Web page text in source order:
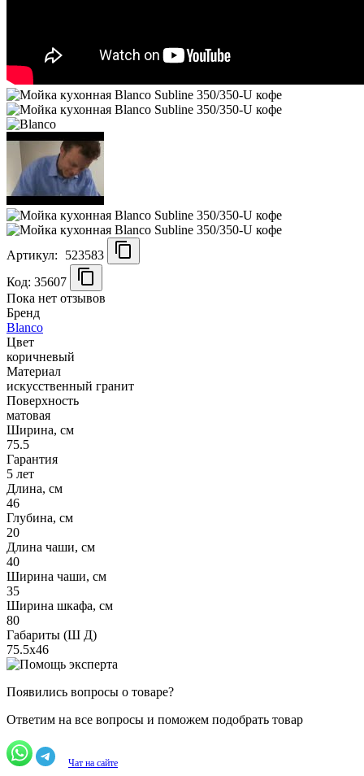
Артикул:
523583
Код: 35607
Пока нет отзывов
Бренд
Blanco
Цвет
коричневый
Материал
искусственный гранит
Поверхность
матовая
Ширина, см
75.5
Гарантия
5 лет
Длина, см
46
Глубина, см
20
Длина чаши, см
40
Ширина чаши, см
35
Ширина шкафа, см
80
Габариты (Ш Д)
75.5х46
Появились вопросы о товаре?
Ответим на все вопросы и поможем подобрать товар
Чат на сайте